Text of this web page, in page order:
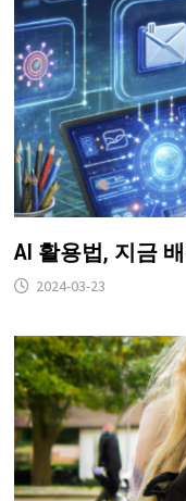
AI 활용법, 지금
2024-03-23